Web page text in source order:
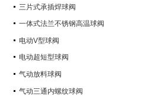
三片式承插焊球阀
一体式法兰不锈钢高温球阀
电动V型球阀
电动超短型球阀
气动放料球阀
气动三通内螺纹球阀